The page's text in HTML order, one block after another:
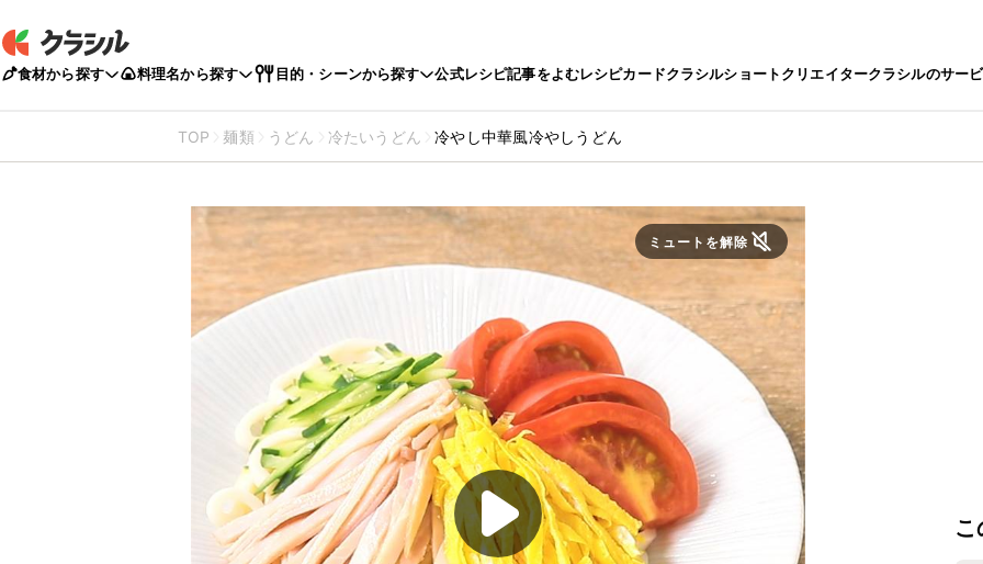
食材から探す 料理名から探す 目的・シーンから探す 公式レシピ記事をよむレシピカードクラシルショートクリエイタークラシルのサー
TOP 麺類 うどん 冷たいうどん 冷やし中華風冷やしうどん
ミュートを解除